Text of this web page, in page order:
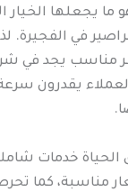
ما يجعلها الخيار
في الفجيرة.
يجد في
يقدرون
الحياة خدمات
مناسبة، كما